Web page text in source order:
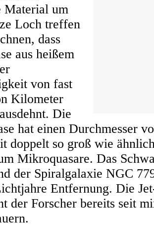
Material um
Loch treffen
dass
aus heißem
von fast
Kilometer
Die
hat einen Durchmesser
doppelt so groß wie
Mikroquasare. Das
der Spiralgalaxie NGC
Entfernung. Die
der Forscher bereits seit